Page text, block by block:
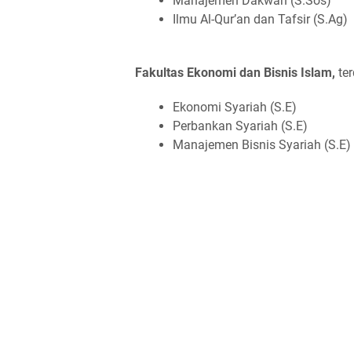
Ilmu Al-Qur’an dan Tafsir (S.Ag)
Fakultas Ekonomi dan Bisnis Islam,
Ekonomi Syariah (S.E)
Perbankan Syariah (S.E)
Manajemen Bisnis Syariah (S.E)